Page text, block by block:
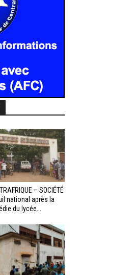
– SOCIÉTÉ
national après la
du lycée...